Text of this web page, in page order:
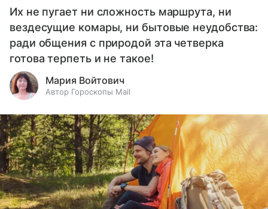
Их не пугает ни сложность маршрута, ни
вездесущие комары, ни бытовые неудобства:
ради общения с природой эта четверка
готова терпеть и не такое!
Мария Войтович
Автор Гороскопы Mail